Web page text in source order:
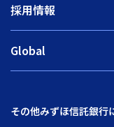
採用情報
Global
その他みずほ信託銀行